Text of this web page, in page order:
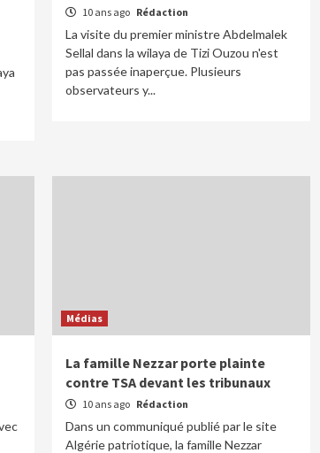
10 ans ago Rédaction
La visite du premier ministre Abdelmalek
Sellal dans la wilaya de Tizi Ouzou n'est
pas passée inaperçue. Plusieurs
observateurs y...
Médias
La famille Nezzar porte plainte
contre TSA devant les tribunaux
10 ans ago Rédaction
Dans un communiqué publié par le site
Algérie patriotique, la famille Nezzar